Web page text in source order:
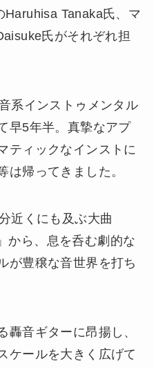
Tanaka氏、マ
氏がそれぞれ担
系インストゥメンタル
早5年半。真摯なアプ
ティックなインストに
は帰ってきました。
近くにも及ぶ大曲
から、息を呑む劇的な
が豊穣な音世界を打ち
音ギターに昂揚し、
ケールを大きく広げて